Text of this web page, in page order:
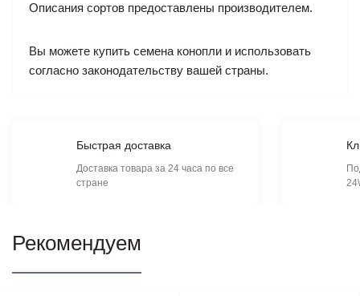
Описания сортов предоставлены производителем.
Вы можете купить семена конопли и использовать
согласно законодательству вашей страны.
Быстрая доставка
Доставка товара за 24 часа по все
стране
Рекомендуем